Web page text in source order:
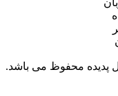
پدیده محفوظ می باشد.